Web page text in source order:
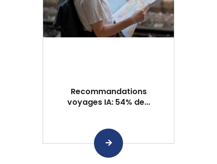
Recommandations
voyages IA: 54% de...